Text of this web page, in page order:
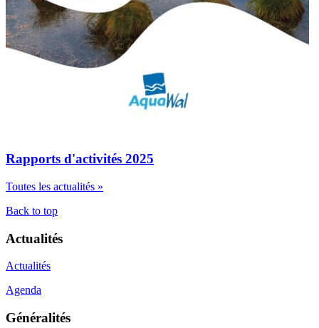
Rapports d'activités 2025
Toutes les actualités »
Back to top
Actualités
Actualités
Agenda
Généralités